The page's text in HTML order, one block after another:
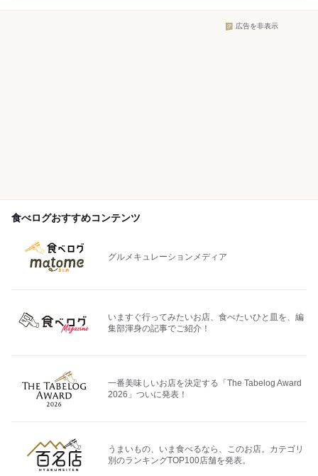
広告を非表示
食べログおすすめコンテンツ
グルメキュレーションメディア
いますぐ行ってみたいお店、食べたいひと皿を、編
集部渾身の記事でご紹介！
一番美味しいお店を決定する「The Tabelog Award
2026」ついに発表！
うまいもの、いま食べるなら、このお店。カテゴリ
別のランキングTOP100店舗を発表。